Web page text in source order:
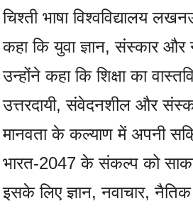
चिश्ती भाषा विश्वविद्यालय
कहा कि युवा ज्ञान, संस्कार
उन्होंने कहा कि शिक्षा का
उत्तरदायी, संवेदनशील और
मानवता के कल्याण में अपनी
भारत-2047 के संकल्प को
इसके लिए ज्ञान, नवाचार,